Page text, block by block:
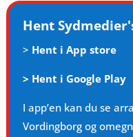
Hent
> Hent i App store
> Hent i Google Play
I app’en kan du se
Vordingborg og